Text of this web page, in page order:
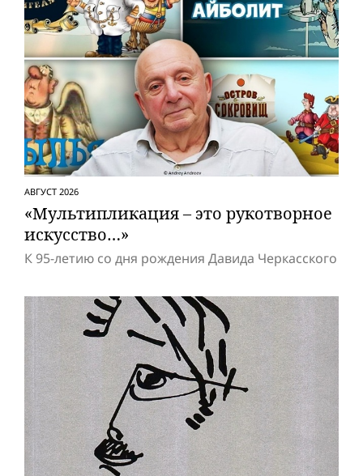
АВГУСТ 2026
«Мультипликация – это рукотворное
искусство…»
К 95-летию со дня рождения Давида Черкасского